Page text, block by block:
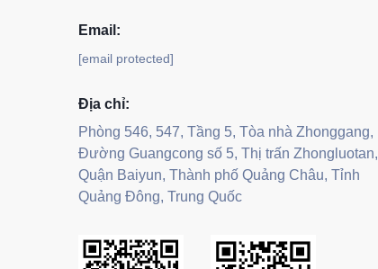
Email:
[email protected]
Địa chỉ:
Phòng 546, 547, Tầng 5, Tòa nhà Zhonggang,
Đường Guangcong số 5, Thị trấn Zhongluotan,
Quận Baiyun, Thành phố Quảng Châu, Tỉnh
Quảng Đông, Trung Quốc